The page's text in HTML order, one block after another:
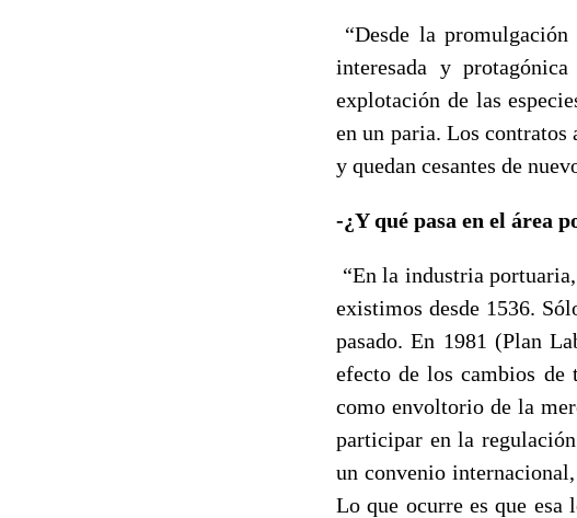
“Desde la
interesada y
explotación de las
en un paria. Los contratos
y quedan cesantes de
-¿Y qué pasa en el área
“En la industria
existimos desde 1536.
pasado. En 1981 (Plan
efecto de los cambios
como envoltorio de la
participar en la
un convenio
Lo que ocurre es que esa